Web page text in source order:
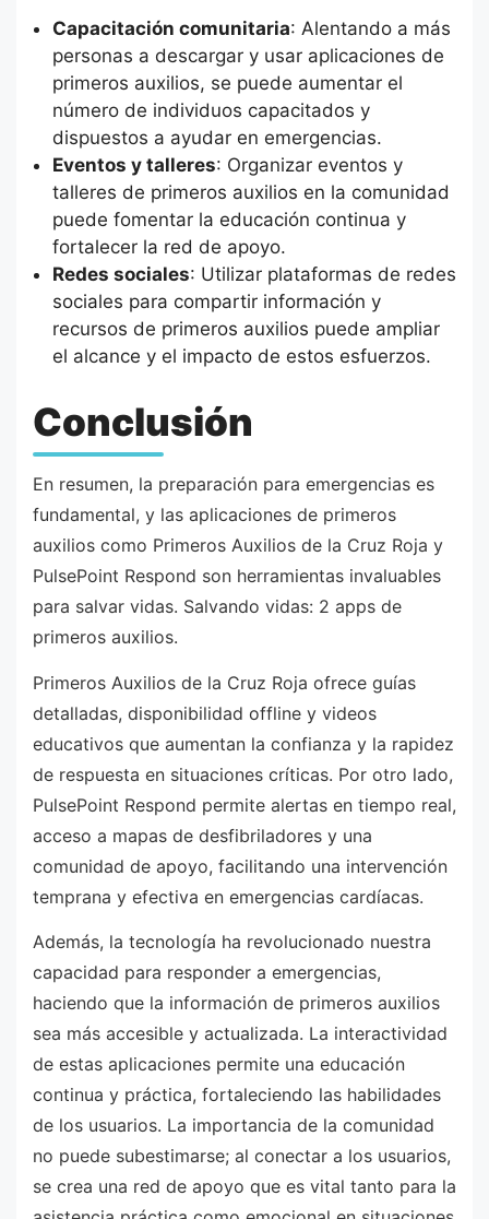
Capacitación comunitaria: Alentando a más
personas a descargar y usar aplicaciones de
primeros auxilios, se puede aumentar el
número de individuos capacitados y
dispuestos a ayudar en emergencias.
Eventos y talleres: Organizar eventos y
talleres de primeros auxilios en la comunidad
puede fomentar la educación continua y
fortalecer la red de apoyo.
Redes sociales: Utilizar plataformas de redes
sociales para compartir información y
recursos de primeros auxilios puede ampliar
el alcance y el impacto de estos esfuerzos.
Conclusión
En resumen, la preparación para emergencias es
fundamental, y las aplicaciones de primeros
auxilios como Primeros Auxilios de la Cruz Roja y
PulsePoint Respond son herramientas invaluables
para salvar vidas. Salvando vidas: 2 apps de
primeros auxilios.
Primeros Auxilios de la Cruz Roja ofrece guías
detalladas, disponibilidad offline y videos
educativos que aumentan la confianza y la rapidez
de respuesta en situaciones críticas. Por otro lado,
PulsePoint Respond permite alertas en tiempo real,
acceso a mapas de desfibriladores y una
comunidad de apoyo, facilitando una intervención
temprana y efectiva en emergencias cardíacas.
Además, la tecnología ha revolucionado nuestra
capacidad para responder a emergencias,
haciendo que la información de primeros auxilios
sea más accesible y actualizada. La interactividad
de estas aplicaciones permite una educación
continua y práctica, fortaleciendo las habilidades
de los usuarios. La importancia de la comunidad
no puede subestimarse; al conectar a los usuarios,
se crea una red de apoyo que es vital tanto para la